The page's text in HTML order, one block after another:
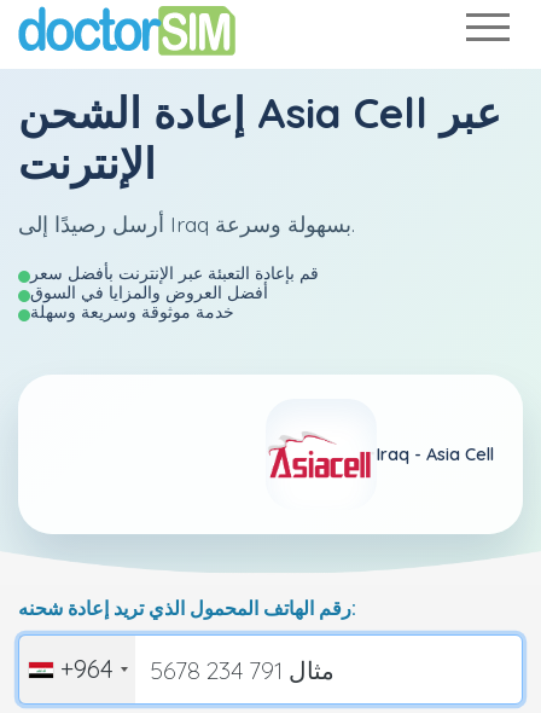
Asia Cell
الإنترنت
أرسل رصيدًا إلى Iraq بسهولة وسرعة.
قم بإعادة التعبئة عبر الإنترنت بأفضل سعر
أفضل العروض والمزايا في السوق
خدمة موثوقة وسريعة وسهلة
Iraq - Asia Cell
رقم الهاتف المحمول الذي تريد إعادة شحنه:
+964